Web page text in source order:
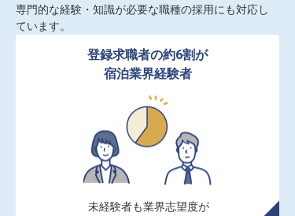
専門的な経験・知識が必要な職種の採用にも対応し
ています。
登録求職者の約6割が
宿泊業界経験者
未経験者も業界志望度が